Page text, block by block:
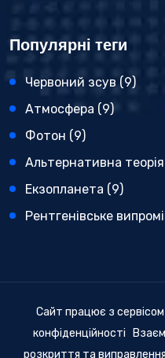
Популярні теги
Червоний зсув (9)
Атмосфера (9)
Фотон (9)
Альтернативна теорія
Екзопланета (9)
Рентгенівське
Сайт працює з сервісом
конфіденційності
розкриття та